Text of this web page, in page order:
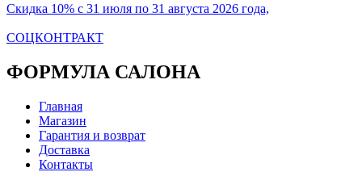
Скидка 10% с 31 июля по 31 августа 2026 года,
СОЦКОНТРАКТ
ФОРМУЛА САЛОНА
Главная
Магазин
Гарантия и возврат
Доставка
Контакты